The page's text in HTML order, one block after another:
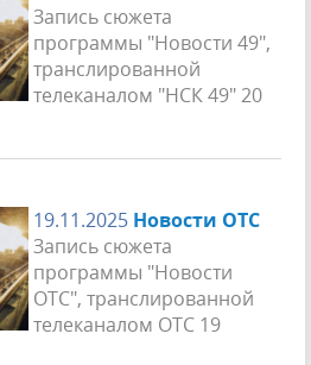
Запись сюжета
программы "Новости 49",
транслированной
телеканалом "НСК 49" 20
19.11.2025 Новости ОТС
Запись сюжета
программы "Новости
ОТС", транслированной
телеканалом ОТС 19